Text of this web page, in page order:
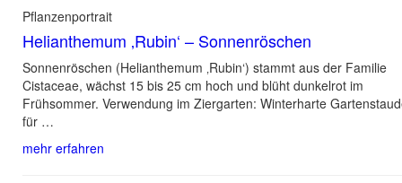
Pflanzenportrait
Helianthemum ‚Rubin‘ – Sonnenröschen
Sonnenröschen (Helianthemum ‚Rubin‘) stammt aus der Familie
Cistaceae, wächst 15 bis 25 cm hoch und blüht dunkelrot im
Frühsommer. Verwendung im Ziergarten: Winterharte
für …
mehr erfahren